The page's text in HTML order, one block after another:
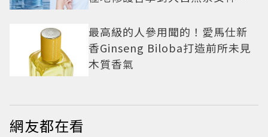
最高級的人參用聞的！愛馬仕新
香Ginseng Biloba打造前所未見
木質香氣
網友都在看